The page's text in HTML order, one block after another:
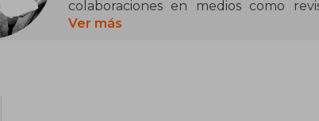
colaboraciones en medios como
desarrolló una obra más oscura y
Ver más